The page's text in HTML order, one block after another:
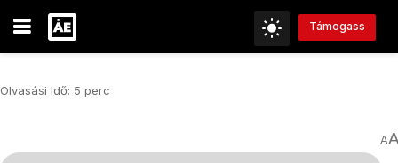
Támogass
Olvasási Idő: 5 perc
A